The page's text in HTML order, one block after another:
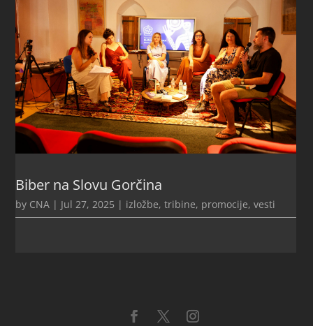
Biber na Slovu Gorčina
by CNA | Jul 27, 2025 | izložbe, tribine, promocije,vesti